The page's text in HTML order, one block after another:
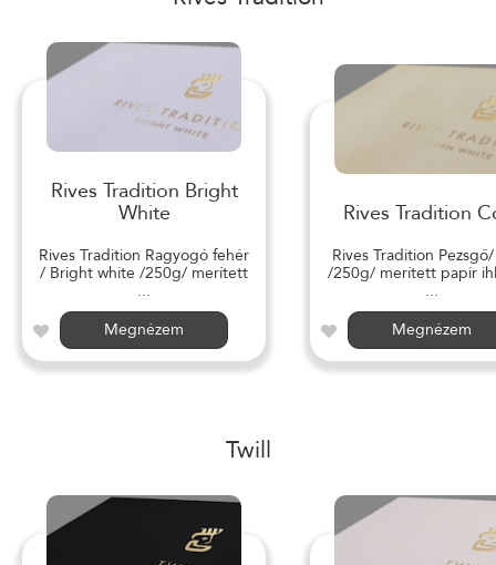
Rives Tradition Bright
White
Rives Tradition Ragyogó fehér
/ Bright white /250g/ merített
...
Megnézem
Rives Tradition
Rives Tradition
/250g/ merített papír
...
Megnézem
Twill